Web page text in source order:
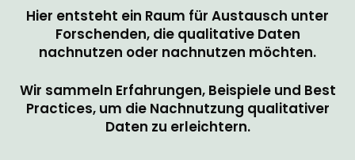
Hier entsteht ein Raum für Austausch unter
Forschenden, die qualitative Daten
nachnutzen oder nachnutzen möchten.
Wir sammeln Erfahrungen, Beispiele und Best
Practices, um die Nachnutzung qualitativer
Daten zu erleichtern.